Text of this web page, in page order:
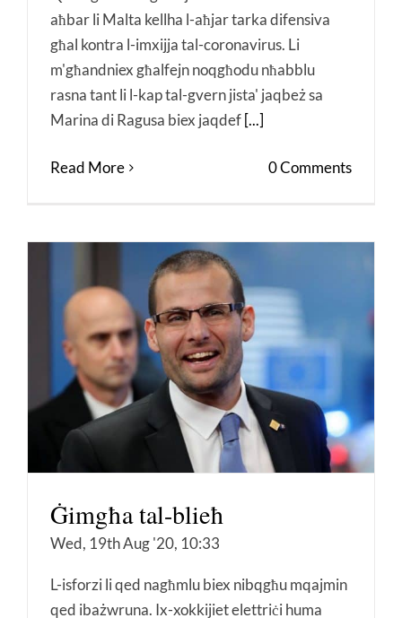
aħbar li Malta kellha l-aħjar tarka difensiva
għal kontra l-imxijja tal-coronavirus. Li
m'għandniex għalfejn noqgħodu nħabblu
rasna tant li l-kap tal-gvern jista' jaqbeż sa
Marina di Ragusa biex jaqdef [...]
Read More 0 Comments
Ġimgħa tal-blieħ
Wed, 19th Aug '20, 10:33
L-isforzi li qed nagħmlu biex nibqgħu mqajmin
qed ibażwruna. Ix-xokkijiet elettriċi huma